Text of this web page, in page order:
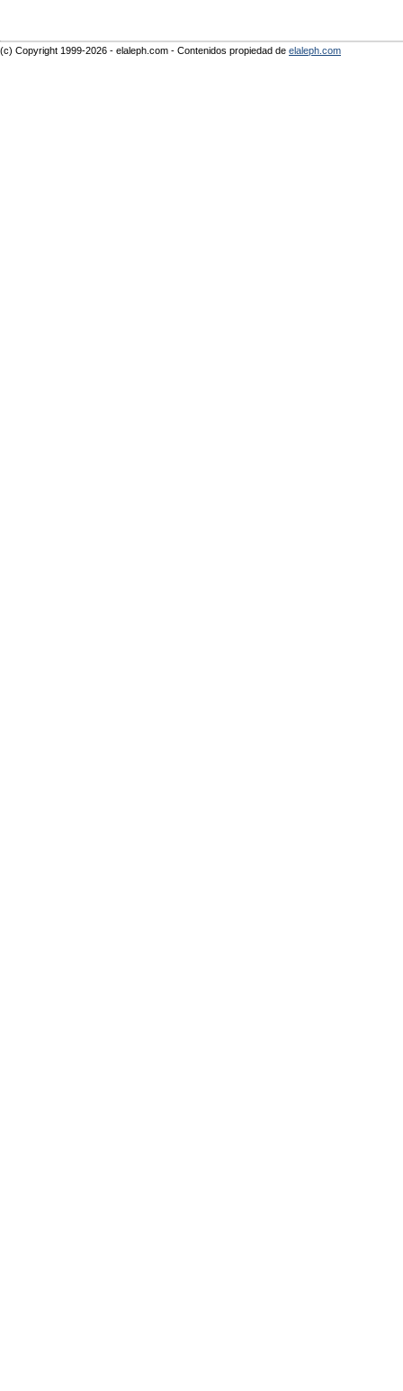
(c) Copyright 1999-2026 - elaleph.com - Contenidos propiedad de elaleph.com